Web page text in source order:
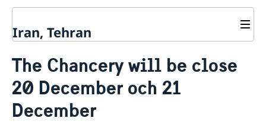
Iran, Tehran
About us
The Chancery will be close
20 December och 21
December